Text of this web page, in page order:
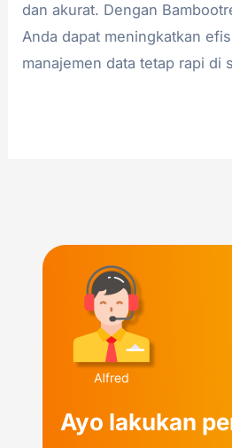
dan akurat. Dengan
Anda dapat meningkatkan
manajemen data tetap rapi di
Ayo lakukan